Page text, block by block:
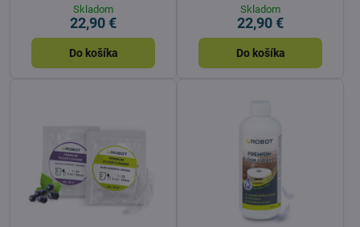
Skladom
22,90 €
Do košíka
Skladom
22,90 €
Do košíka